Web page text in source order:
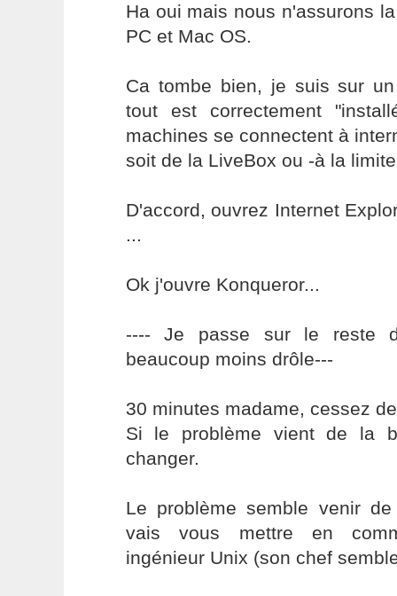
Ha oui mais nous n'assurons
PC et Mac OS.
Ca tombe bien, je suis sur
tout est correctement
machines se connectent à
soit de la LiveBox ou -à la
D'accord, ouvrez Internet
...
Ok j'ouvre Konqueror...
---- Je passe sur le reste
beaucoup moins drôle---
30 minutes madame, cessez
Si le problème vient de la
changer.
Le problème semble venir
vais vous mettre en
ingénieur Unix (son chef